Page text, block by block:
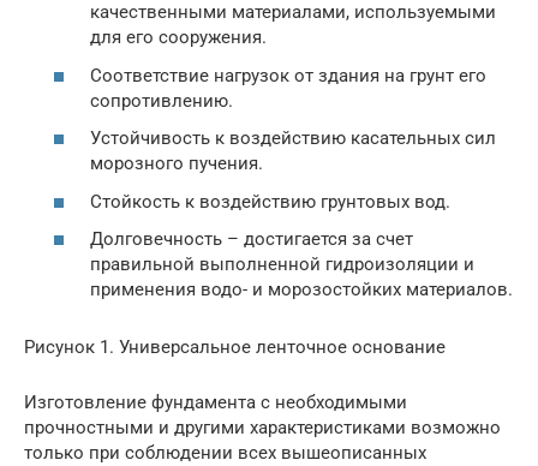
качественными материалами, используемыми
для его сооружения.
Соответствие нагрузок от здания на грунт его
сопротивлению.
Устойчивость к воздействию касательных сил
морозного пучения.
Стойкость к воздействию грунтовых вод.
Долговечность – достигается за счет
правильной выполненной гидроизоляции и
применения водо- и морозостойких материалов.
Рисунок 1. Универсальное ленточное основание
Изготовление фундамента с необходимыми
прочностными и другими характеристиками возможно
только при соблюдении всех вышеописанных